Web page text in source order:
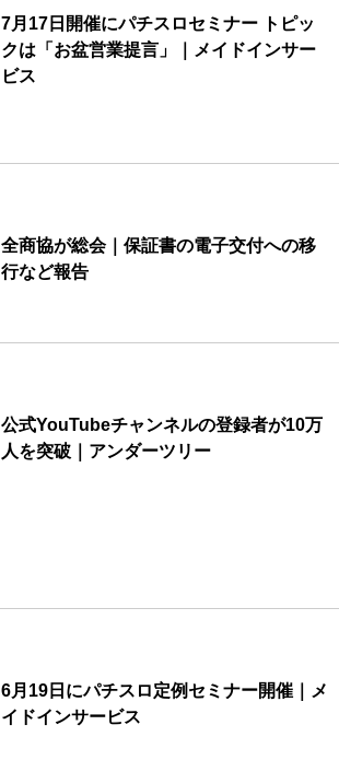
7月17日開催にパチスロセミナー トピッ
クは「お盆営業提言」｜メイドインサー
ビス
全商協が総会｜保証書の電子交付への移
行など報告
公式YouTubeチャンネルの登録者が10万
人を突破｜アンダーツリー
6月19日にパチスロ定例セミナー開催｜メ
イドインサービス